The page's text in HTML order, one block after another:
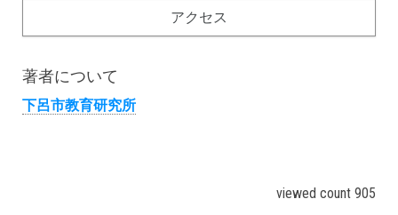
著者について
下呂市教育研究所
viewed count 905